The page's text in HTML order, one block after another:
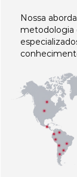
Nossa
metodologia